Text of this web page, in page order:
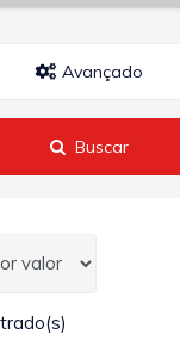
Avançado
Buscar